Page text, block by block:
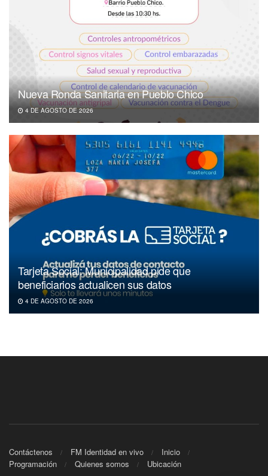
Nueva Ronda Sanitaria en Pueblo Chico
4 DE AGOSTO DE 2026
Tarjeta Social: Municipalidad pide que
beneficiarios actualicen sus datos
4 DE AGOSTO DE 2026
Contáctenos FM Identidad en vivo
Inicio
Programación
Quienes somos Ubicación